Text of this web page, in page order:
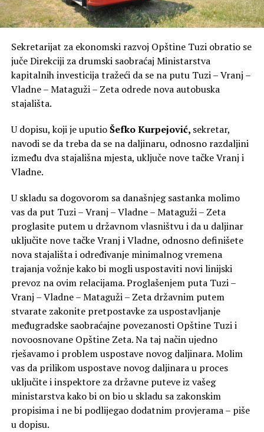
Sekretarijat za ekonomski razvoj Opštine Tuzi obratio se
juče Direkciji za drumski saobraćaj Ministarstva
kapitalnih investicija tražeći da se na putu Tuzi – Vranj –
Vladne – Mataguži – Zeta odrede nova autobuska
stajališta.
U dopisu, koji je uputioŠefko Kurpejović, sekretar,
navodi se da treba da se na daljinaru, odnosno razdaljini
između dva stajališna mjesta, uključe nove tačke Vranj i
Vladne.
U skladu sa dogovorom sa današnjeg sastanka molimo
vas da put Tuzi – Vranj – Vladne – Mataguži – Zeta
proglasite putem u državnom vlasništvu i da u daljinar
uključite nove tačke Vranj i Vladne, odnosno definišete
nova stajališta i određivanje minimalnog vremena
trajanja vožnje kako bi mogli uspostaviti novi linijski
prevoz na ovim relacijama. Proglašenjem puta Tuzi –
Vranj – Vladne – Mataguži – Zeta državnim putem
stvarate zakonite pretpostavke za uspostavljanje
međugradske saobraćajne povezanosti Opštine Tuzi i
novoosnovane Opštine Zeta. Na taj način ujedno
rješavamo i problem uspostave novog daljinara. Molim
vas da prilikom uspostave novog daljinara u proces
uključite i inspektore za državne puteve iz vašeg
ministarstva kako bi on bio u skladu sa zakonskim
propisima i ne bi podlijegao dodatnim provjerama – piše
u dopisu.